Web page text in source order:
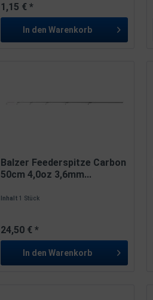
1,15 € *
In den Warenkorb
Balzer Feederspitze Carbon
50cm 4,0oz 3,6mm...
Inhalt1 Stück
24,50 € *
In den Warenkorb